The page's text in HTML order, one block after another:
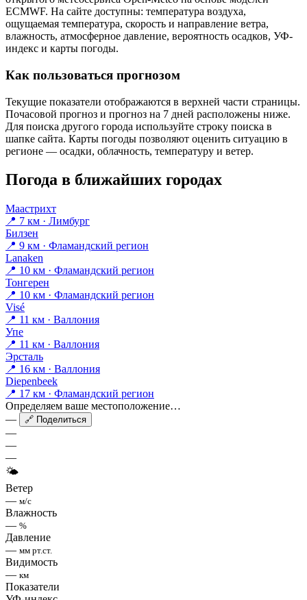
ECMWF. На сайте доступны: температура воздуха,
ощущаемая температура, скорость и направление ветра,
влажность, атмосферное давление, вероятность осадков, УФ-
индекс и карты погоды.
Как пользоваться прогнозом
Текущие показатели отображаются в верхней части страницы.
Почасовой прогноз и прогноз на 7 дней расположены ниже.
Для поиска другого города используйте строку поиска в
шапке сайта. Карты погоды позволяют оценить ситуацию в
регионе — осадки, облачность, температуру и ветер.
Погода в ближайших городах
Маастрихт
📍 7 км · Лимбург
Билзен
📍 9 км · Фламандский регион
Lanaken
📍 10 км · Фламандский регион
Тонгерен
📍 10 км · Фламандский регион
Visé
📍 11 км · Валлония
Упе
📍 11 км · Валлония
Эрсталь
📍 16 км · Валлония
Diepenbeek
📍 17 км · Фламандский регион
Определяем ваше местоположение…
—
🔗 Поделиться
—
—
—
🌤
Ветер
— м/с
Влажность
— %
Давление
— мм рт.ст.
Видимость
— км
Показатели